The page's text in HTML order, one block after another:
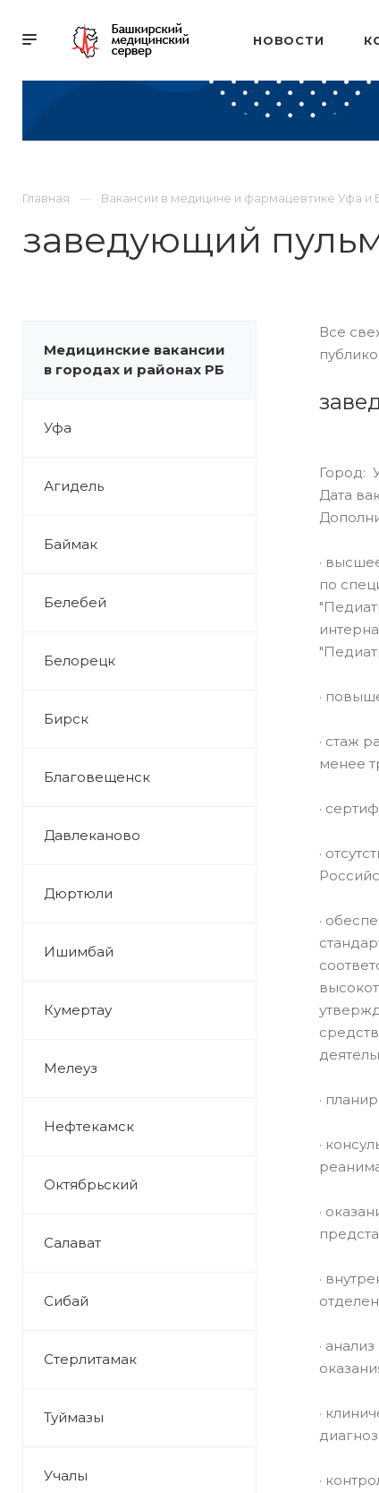
НОВОСТИ
Главная Вакансии в медицине и фармацевтике Уфа и
заведующий
Медицинские вакансии
в городах и районах РБ
Уфа
Агидель
Баймак
Белебей
Белорецк
Бирск
Благовещенск
Давлеканово
Дюртюли
Ишимбай
Кумертау
Мелеуз
Нефтекамск
Октябрьский
Салават
Сибай
Стерлитамак
Туймазы
Учалы
Все
Город:
Дата
·
по
·
· стаж
менее
·
·
·
·
·
·
·
·
·
·